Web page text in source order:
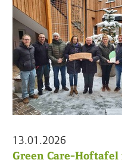
13.01.2026
Green Care-